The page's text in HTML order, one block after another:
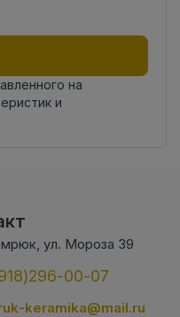
на
и
ул. Мороза 39
00-07
keramika@mail.ru